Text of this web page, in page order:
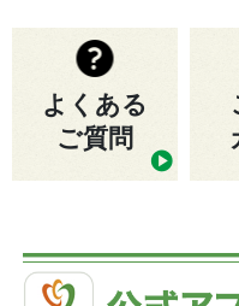
よくある
ご質問